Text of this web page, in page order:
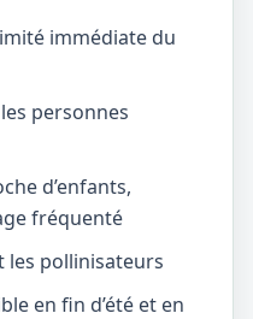
immédiate du
personnes
d’enfants,
fréquenté
les pollinisateurs
en fin d’été et en